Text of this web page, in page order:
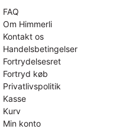
FAQ
Om Himmerli
Kontakt os
Handelsbetingelser
Fortrydelsesret
Fortryd køb
Privatlivspolitik
Kasse
Kurv
Min konto